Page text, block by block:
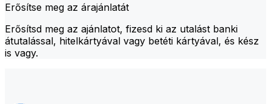
Erősítse meg az árajánlatát
Erősítsd meg az ajánlatot, fizesd ki az utalást banki
átutalással, hitelkártyával vagy betéti kártyával, és kész
is vagy.